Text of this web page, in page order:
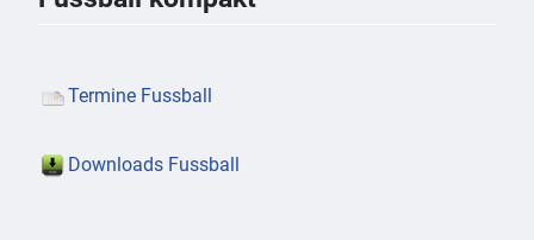
Termine Fussball
Downloads Fussball